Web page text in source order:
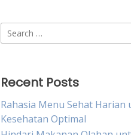
Search
for:
Recent Posts
Rahasia Menu Sehat Harian
Kesehatan Optimal